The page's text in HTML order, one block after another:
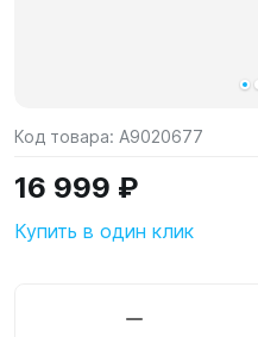
Код товара: A9020677
16 999 ₽
Купить в один клик